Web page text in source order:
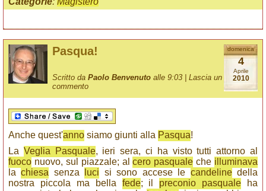
domenica
4
Aprile
2010
Pasqua!
Scritto da Paolo Benvenuto alle 9:03 | Lascia un
commento
Anche quest'anno siamo giunti alla Pasqua!
La Veglia Pasquale, ieri sera, ci ha visto tutti attorno al
fuoco nuovo, sul piazzale; alcero pasquale che illuminava
lachiesa senza luci si sono accese le candelinedella
nostra piccola ma bella fede; il preconio pasquale ha